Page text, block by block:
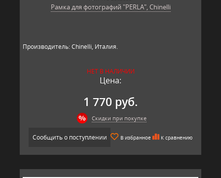
Рамка для фотографий "PERLA", Chinelli
Производитель: Chinelli, Италия.
НЕТ В НАЛИЧИИ
Цена:
1 770 руб.
Скидки при покупке
Сообщить о поступлении В избранное К сравнению